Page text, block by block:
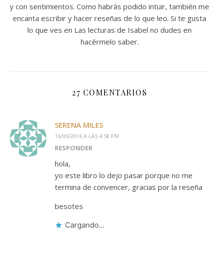
y con sentimientos. Como habrás podido intuir, también me
encanta escribir y hacer reseñas de lo que leo. Si te gusta
lo que ves en Las lecturas de Isabel no dudes en
hacérmelo saber.
27 COMENTARIOS
SERENA MILES
16/06/2016 A LAS 4:58 PM
RESPONDER
hola,
yo este libro lo dejo pasar porque no me
termina de convencer, gracias por la reseña
besotes
Cargando...